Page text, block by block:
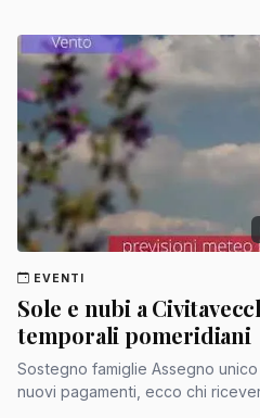
EVENTI
Sole e nubi a
temporali pomeridiani
Sostegno famiglie Assegno
nuovi pagamenti, ecco chi